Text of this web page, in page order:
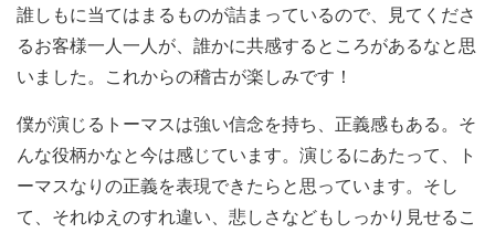
誰しもに当てはまるものが詰まっているので、見てくださ
るお客様一人一人が、誰かに共感するところがあるなと思
いました。これからの稽古が楽しみです！
僕が演じるトーマスは強い信念を持ち、正義感もある。そ
んな役柄かなと今は感じています。演じるにあたって、ト
ーマスなりの正義を表現できたらと思っています。そし
て、それゆえのすれ違い、悲しさなどもしっかり見せるこ